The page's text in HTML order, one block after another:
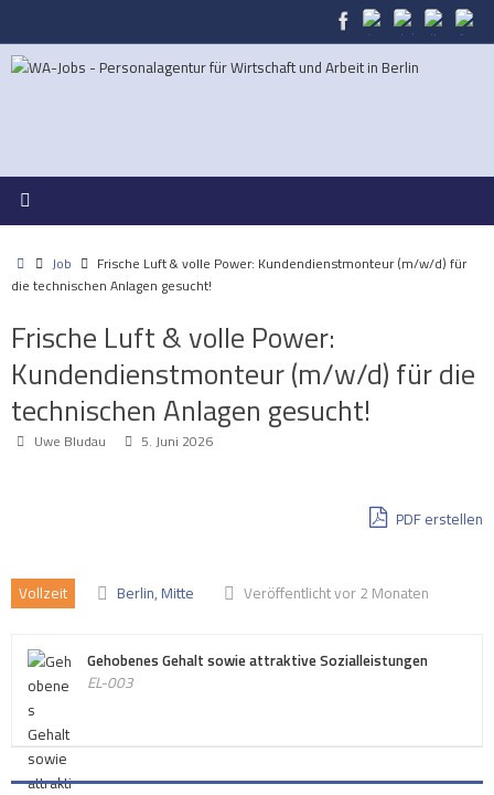
springen
StartJob
Frische Luft & volle Power: Kundendienstmonteur (m/w/d) für
die technischen Anlagen gesucht!
Frische Luft & volle Power:
Kundendienstmonteur (m/w/d) für die
technischen Anlagen gesucht!
Uwe Bludau 5. Juni 2026
PDF erstellen
Vollzeit Berlin, Mitte Veröffentlicht vor 2 Monaten
Gehobenes Gehalt sowie attraktive Sozialleistungen
EL-003